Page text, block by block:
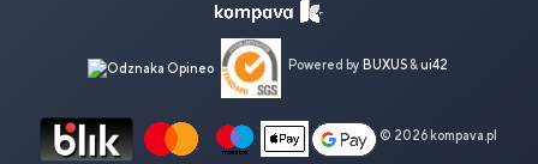
Powered by BUXUS &ui42
© 2026 kompava.pl